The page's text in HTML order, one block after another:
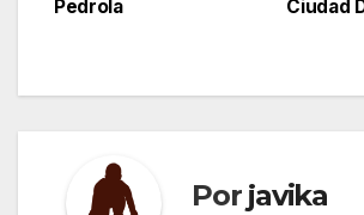
de
Ciudad
Pedrola
Por javika